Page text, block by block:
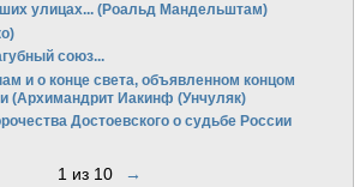
улицах... (Роальд Мандельштам)
союз...
и о конце света, объявленном концом
(Архимандрит Иакинф (Унчуляк)
Достоевского о судьбе России
1 из 10 →